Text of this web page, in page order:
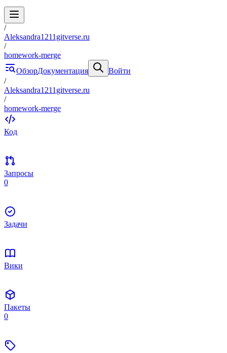
/
Aleksandra1211gitverse.ru
/
homework-merge
ОбзорДокументация
Войти
/
Aleksandra1211gitverse.ru
/
homework-merge
Код
Запросы
0
Задачи
Вики
Пакеты
0